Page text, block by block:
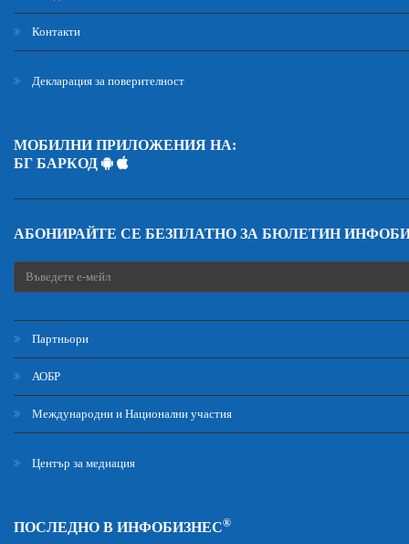
Контакти
Декларация за поверителност
МОБИЛНИ ПРИЛОЖЕНИЯ НА:
БГ БАРКОД
АБОНИРАЙТЕ СЕ БЕЗПЛАТНО ЗА БЮЛЕТИН
Партньори
АОБР
Международни и Национални участия
Център за медиация
ПОСЛЕДНО В ИНФОБИЗНЕС®